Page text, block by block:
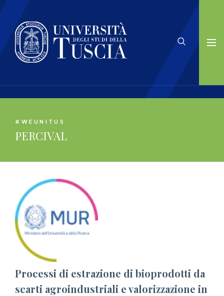
#WEUNITUS
PERCIVAL
Processi di estrazione di bioprodotti da
scarti agroindustriali e valorizzazione in